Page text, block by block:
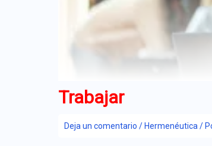
Trabajar
Deja un comentario /Hermenéutica /